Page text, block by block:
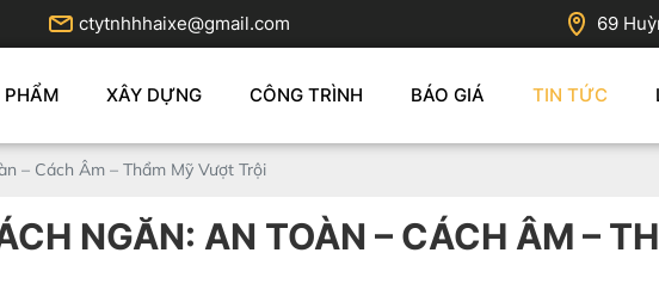
ctytnhhhaixe@gmail.com 69
PHẨM XÂY DỰNG CÔNG TRÌNH BÁO GIÁ TIN TỨC
– Cách Âm – Thẩm Mỹ Vượt Trội
NGĂN: AN TOÀN – CÁCH ÂM –